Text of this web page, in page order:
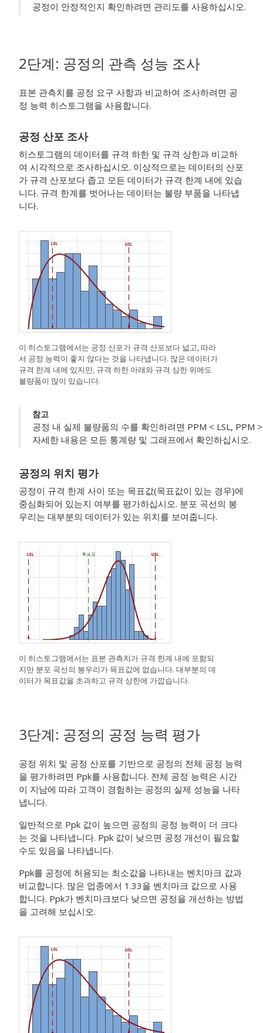
공정이 안정적인지 확인하려면 관리도를 사용하십시오.
2단계: 공정의 관측 성능 조사
표본 관측치를 공정 요구 사항과 비교하여 조사하려면 공
정 능력 히스토그램을 사용합니다.
공정 산포 조사
히스토그램의 데이터를 규격 하한 및 규격 상한과 비교하
여 시각적으로 조사하십시오. 이상적으로는 데이터의 산포
가 규격 산포보다 좁고 모든 데이터가 규격 한계 내에 있습
니다. 규격 한계를 벗어나는 데이터는 불량 부품을 나타냅
니다.
이 히스토그램에서는 공정 산포가 규격 산포보다 넓고, 따라
서 공정 능력이 좋지 않다는 것을 나타냅니다. 많은 데이터가
규격 한계 내에 있지만, 규격 하한 아래와 규격 상한 위에도
불량품이 많이 있습니다.
참고
공정 내 실제 불량품의 수를 확인하려면 PPM < LSL, PPM
자세한 내용은 모든 통계량 및 그래프에서 확인하십시오.
공정의 위치 평가
공정이 규격 한계 사이 또는 목표값(목표값이 있는 경우)에
중심화되어 있는지 여부를 평가하십시오. 분포 곡선의 봉
우리는 대부분의 데이터가 있는 위치를 보여줍니다.
이 히스토그램에서는 표본 관측치가 규격 한계 내에 포함되
지만 분포 곡선의 봉우리가 목표값에 없습니다. 대부분의 데
이터가 목표값을 초과하고 규격 상한에 가깝습니다.
3단계: 공정의 공정 능력 평가
공정 위치 및 공정 산포를 기반으로 공정의 전체 공정 능력
을 평가하려면 Ppk를 사용합니다. 전체 공정 능력은 시간
이 지남에 따라 고객이 경험하는 공정의 실제 성능을 나타
냅니다.
일반적으로 Ppk 값이 높으면 공정의 공정 능력이 더 크다
는 것을 나타냅니다. Ppk 값이 낮으면 공정 개선이 필요할
수도 있음을 나타냅니다.
Ppk를 공정에 허용되는 최소값을 나타내는 벤치마크 값과
비교합니다. 많은 업종에서 1.33을 벤치마크 값으로 사용
합니다. Ppk가 벤치마크보다 낮으면 공정을 개선하는 방법
을 고려해 보십시오.